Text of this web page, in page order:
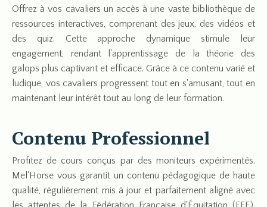
Offrez à vos cavaliers un accès à une vaste bibliothèque de
ressources interactives, comprenant des jeux, des vidéos et
des quiz. Cette approche dynamique stimule leur
engagement, rendant l'apprentissage de la théorie des
galops plus captivant et efficace. Grâce à ce contenu varié et
ludique, vos cavaliers progressent tout en s'amusant, tout en
maintenant leur intérêt tout au long de leur formation.
Contenu Professionnel
Profitez de cours conçus par des moniteurs expérimentés.
Mel'Horse vous garantit un contenu pédagogique de haute
qualité, régulièrement mis à jour et parfaitement aligné avec